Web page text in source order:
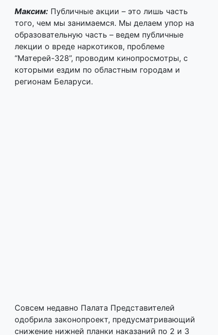
которыми ездим по областным городам и
регионам Беларуси.
борются активисты “Legalize Belarus”, однако
это является показателем существующей
обратной связи между не равнодушными